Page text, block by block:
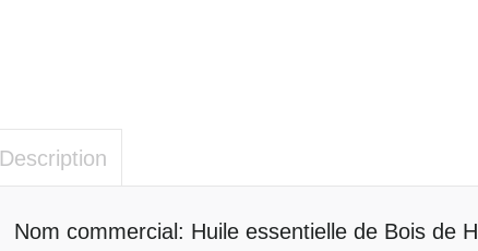
Description
Description
Nom commercial: Huile essentielle de Bois de